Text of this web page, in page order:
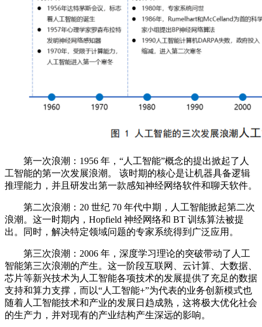
第一次浪潮：1956 年，“人工智能”概念的提出掀起了人
工智能的第一次发展浪潮。 该时期的核心是让机器具备逻辑
推理能力，并且研发出第一款感知神经网络软件和聊天软件。
第二次浪潮：20 世纪 70 年代中期，人工智能掀起第二次
浪潮。这一时期内，Hopfield 神经网络和 BT 训练算法被提
出。同时，解决特定领域问题的专家系统得到广泛应用。
第三次浪潮：2006 年，深度学习理论的突破带动了人工
智能第三次浪潮的产生。这一阶段互联网、云计算、大数据、
芯片等新兴技术为人工智能各项技术的发展提供了充足的数据
支持和算力支撑，而以“人工智能+”为代表的业务创新模式也
随着人工智能技术和产业的发展日趋成熟，这将极大优化社会
的生产力，并对现有的产业结构产生深远的影响。